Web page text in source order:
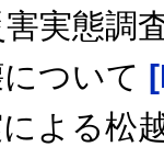
害実態調
ついて
よる松